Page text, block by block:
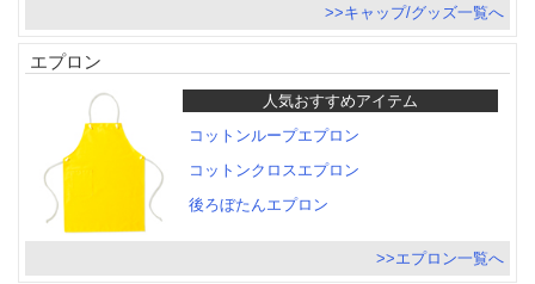
>>キャップ/グッズ一覧へ
エプロン
人気おすすめアイテム
コットンループエプロン
コットンクロスエプロン
後ろぼたんエプロン
>>エプロン一覧へ